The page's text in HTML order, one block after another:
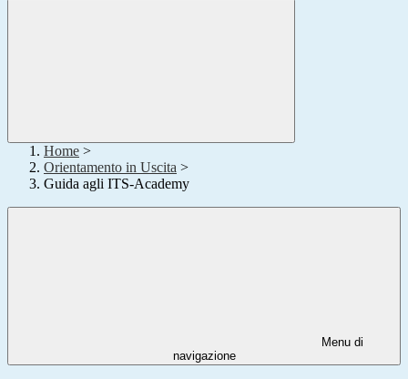
Home >
Orientamento in Uscita >
Guida agli ITS-Academy
Menu di
navigazione